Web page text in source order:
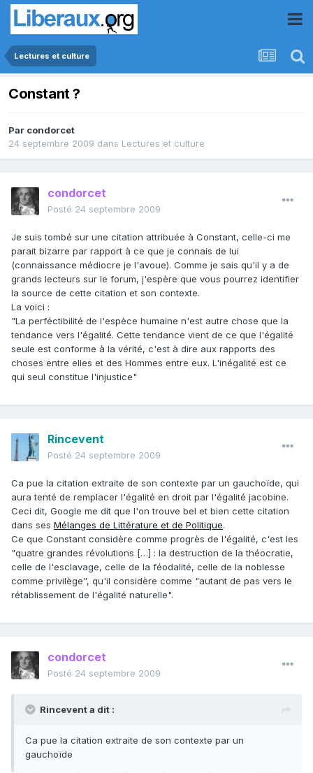
Lectures et culture
Constant ?
Par condorcet
24 septembre 2009 dans Lectures et culture
condorcet
Posté 24 septembre 2009
Je suis tombé sur une citation attribuée à Constant, celle-ci me
parait bizarre par rapport à ce que je connais de lui
(connaissance médiocre je l'avoue). Comme je sais qu'il y a de
grands lecteurs sur le forum, j'espère que vous pourrez identifier
la source de cette citation et son contexte.
La voici :
"La perféctibilité de l'espèce humaine n'est autre chose que la
tendance vers l'égalité. Cette tendance vient de ce que l'égalité
seule est conforme à la vérité, c'est à dire aux rapports des
choses entre elles et des Hommes entre eux. L'inégalité est ce
qui seul constitue l'injustice"
Rincevent
Posté 24 septembre 2009
Ca pue la citation extraite de son contexte par un gauchoïde, qui
aura tenté de remplacer l'égalité en droit par l'égalité jacobine.
Ceci dit, Google me dit que l'on trouve bel et bien cette citation
dans ses Mélanges de Littérature et de Politique.
Ce que Constant considère comme progrès de l'égalité, c'est les
"quatre grandes révolutions […] : la destruction de la théocratie,
celle de l'esclavage, celle de la féodalité, celle de la noblesse
comme privilège", qu'il considère comme "autant de pas vers le
rétablissement de l'égalité naturelle".
condorcet
Posté 24 septembre 2009
Rincevent a dit :
Ca pue la citation extraite de son contexte par un
gauchoïde